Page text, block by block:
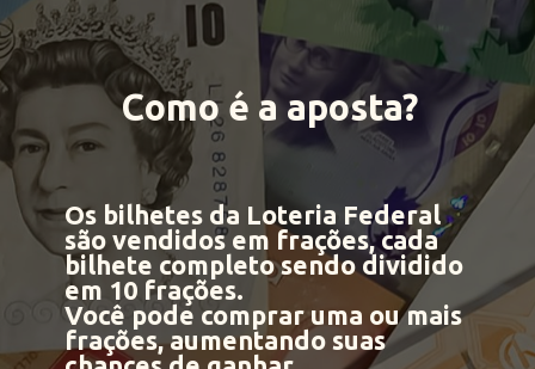
Como é a aposta?
Os bilhetes da Loteria Federal
são vendidos em frações, cada
bilhete completo sendo dividido
em 10 frações.
Você pode comprar uma ou mais
frações, aumentando suas